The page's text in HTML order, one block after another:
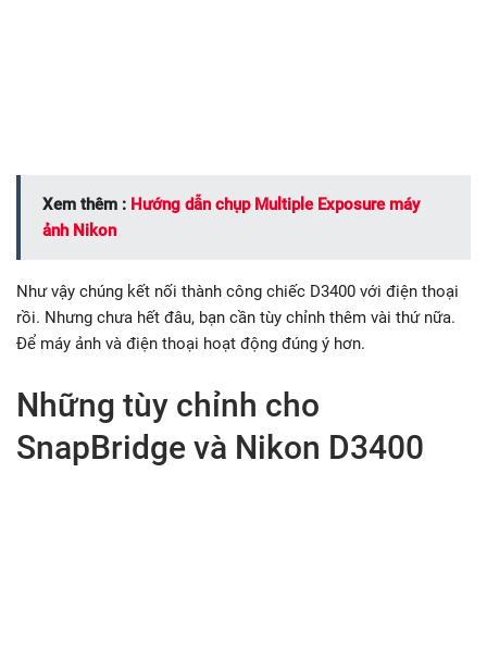
Xem thêm : Hướng dẫn chụp Multiple Exposure máy
ảnh Nikon
Như vậy chúng kết nối thành công chiếc D3400 với điện thoại
rồi. Nhưng chưa hết đâu, bạn cần tùy chỉnh thêm vài thứ nữa.
Để máy ảnh và điện thoại hoạt động đúng ý hơn.
Những tùy chỉnh cho
SnapBridge và Nikon D3400